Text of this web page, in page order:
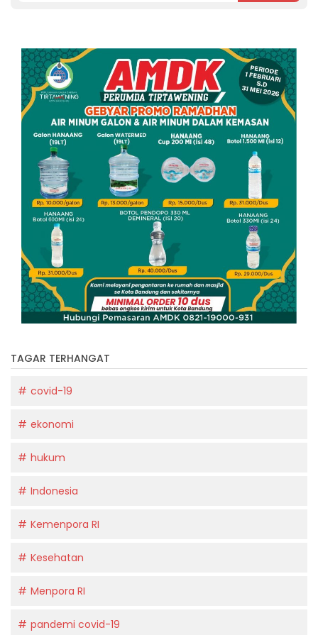
TAGAR TERHANGAT
covid-19
ekonomi
hukum
Indonesia
Kemenpora RI
Kesehatan
Menpora RI
pandemi covid-19